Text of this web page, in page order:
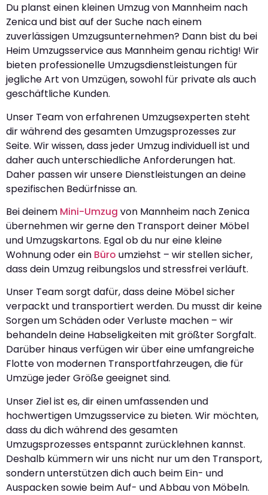
Du planst einen kleinen Umzug von Mannheim nach
Zenica und bist auf der Suche nach einem
zuverlässigen Umzugsunternehmen? Dann bist du bei
Heim Umzugsservice aus Mannheim genau richtig! Wir
bieten professionelle Umzugsdienstleistungen für
jegliche Art von Umzügen, sowohl für private als auch
geschäftliche Kunden.
Unser Team von erfahrenen Umzugsexperten steht
dir während des gesamten Umzugsprozesses zur
Seite. Wir wissen, dass jeder Umzug individuell ist und
daher auch unterschiedliche Anforderungen hat.
Daher passen wir unsere Dienstleistungen an deine
spezifischen Bedürfnisse an.
Bei deinem Mini-Umzug von Mannheim nach Zenica
übernehmen wir gerne den Transport deiner Möbel
und Umzugskartons. Egal ob du nur eine kleine
Wohnung oder ein Büro umziehst – wir stellen sicher,
dass dein Umzug reibungslos und stressfrei verläuft.
Unser Team sorgt dafür, dass deine Möbel sicher
verpackt und transportiert werden. Du musst dir keine
Sorgen um Schäden oder Verluste machen – wir
behandeln deine Habseligkeiten mit größter Sorgfalt.
Darüber hinaus verfügen wir über eine umfangreiche
Flotte von modernen Transportfahrzeugen, die für
Umzüge jeder Größe geeignet sind.
Unser Ziel ist es, dir einen umfassenden und
hochwertigen Umzugsservice zu bieten. Wir möchten,
dass du dich während des gesamten
Umzugsprozesses entspannt zurücklehnen kannst.
Deshalb kümmern wir uns nicht nur um den Transport,
sondern unterstützen dich auch beim Ein- und
Auspacken sowie beim Auf- und Abbau von Möbeln.